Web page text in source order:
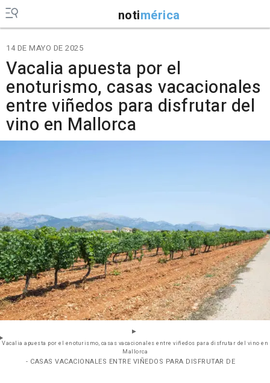
notimérica
14 DE MAYO DE 2025
Vacalia apuesta por el
enoturismo, casas vacacionales
entre viñedos para disfrutar del
vino en Mallorca
Vacalia apuesta por el enoturismo, casas vacacionales entre viñedos para disfrutar del vino en
Mallorca
- CASAS VACACIONALES ENTRE VIÑEDOS PARA DISFRUTAR DE